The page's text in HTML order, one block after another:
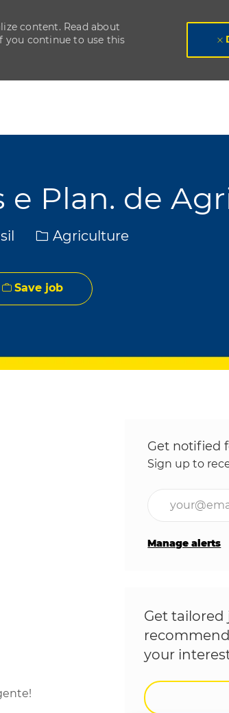
content. Read about
you continue to use this
e Plan. de
Category
Agriculture
Save job
Get notified
Sign up to
Manage alerts
Get tailored
your